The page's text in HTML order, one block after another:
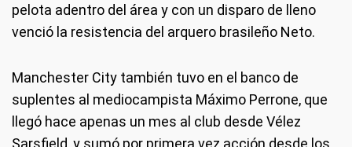
pelota adentro del área y con un disparo de lleno
venció la resistencia del arquero brasileño Neto.
Manchester City también tuvo en el banco de
suplentes al mediocampista Máximo Perrone, que
llegó hace apenas un mes al club desde Vélez
Sarsfield, y sumó por primera vez acción desde los